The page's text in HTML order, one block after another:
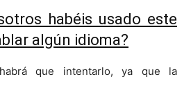
habéis usado este
algún idioma?
que intentarlo, ya que la